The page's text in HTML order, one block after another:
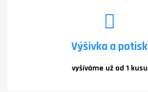
Výšivka a potisk
vyšíváme už od 1 kusu